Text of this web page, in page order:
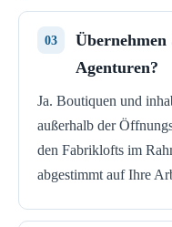
Agenturen?
Ja. Boutiquen und
außerhalb der
den Fabriklofts im
abgestimmt auf Ihre